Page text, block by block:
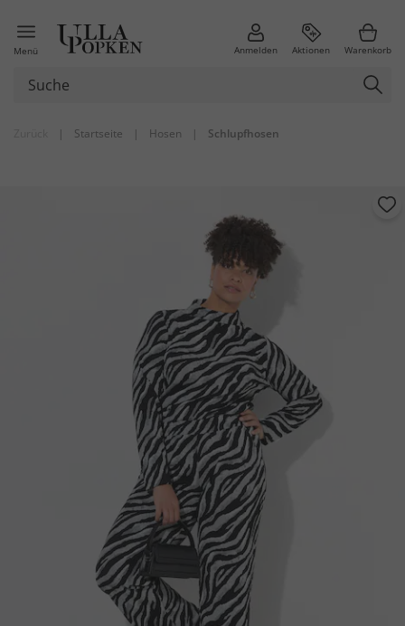
Menü Anmelden Aktionen Warenkorb
| Startseite | Hosen | Schlupfhosen